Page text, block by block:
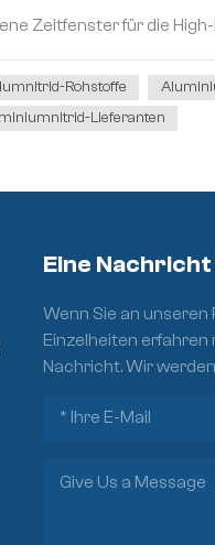
Zeitfenster für die
Rohstoffe
Lieferanten
Eine
Wenn Sie an
Einzelheiten
Nachricht. Wir